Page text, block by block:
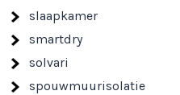
slaapkamer
smartdry
solvari
spouwmuurisolatie